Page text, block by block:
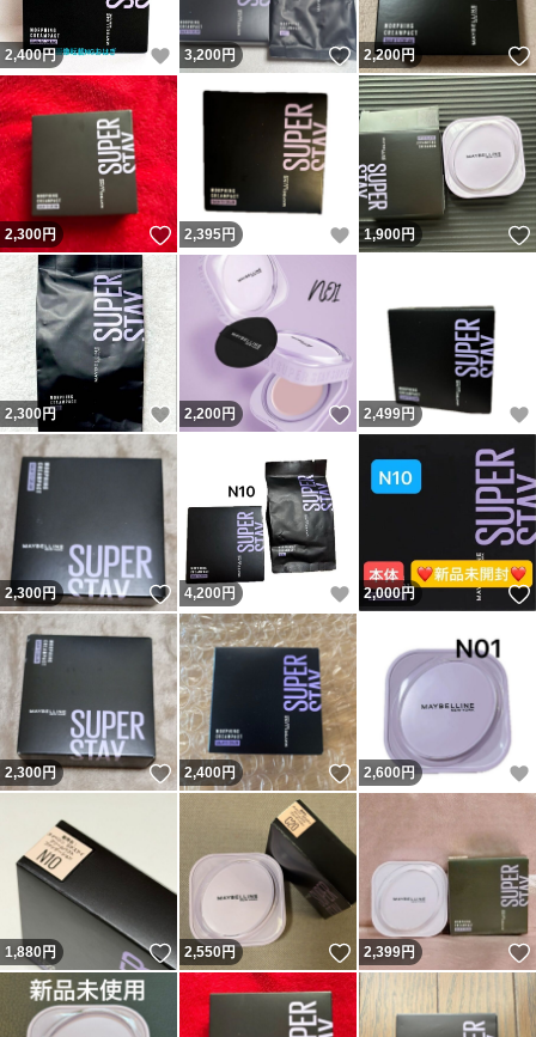
2,400円 いいね！
3,200円 いいね！
2,200円
2,300円 いいね！
2,395円 いいね！
1,900円
2,300円 いいね！
2,200円 いいね！
2,499円
2,300円 いいね！
4,200 円 いいね！
2,000円
2,300円 いいね！
2,400円 いいね！
2,600円
1,880円 いいね！
2,550円 いいね！
2,399円